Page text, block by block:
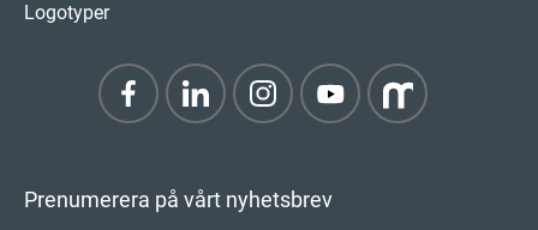
Logotyper
Prenumerera på vårt nyhetsbrev